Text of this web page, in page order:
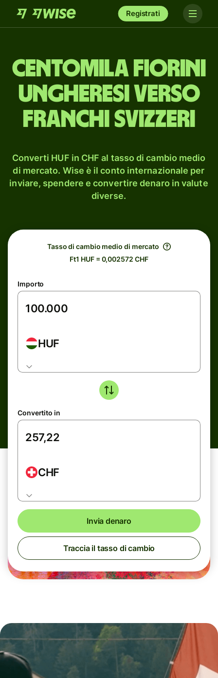
Registrati
cento­mila fiorini
ungheresi verso
franchi svizzeri
Converti HUF in CHF al tasso di cambio medio
di mercato. Wise è il conto internazionale per
inviare, spendere e convertire denaro in valute
diverse.
Tasso di cambio medio di mercato
Ft1 HUF = 0,002572 CHF
Importo
HUF
Convertito in
CHF
Invia denaro
Traccia il tasso di cambio